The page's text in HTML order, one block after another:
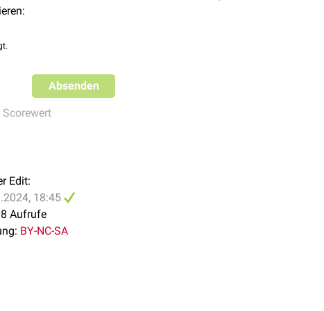
Absenden
Scorewert
Edit:
18:45
Aufrufe
BY-NC-SA